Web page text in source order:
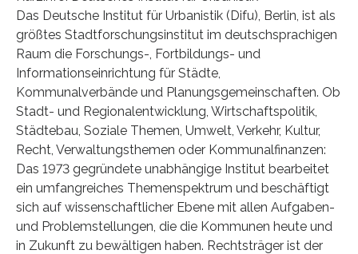
Das Deutsche Institut für Urbanistik (Difu), Berlin, ist als
größtes Stadtforschungsinstitut im deutschsprachigen
Raum die Forschungs-, Fortbildungs- und
Informationseinrichtung für Städte,
Kommunalverbände und Planungsgemeinschaften. Ob
Stadt- und Regionalentwicklung, Wirtschaftspolitik,
Städtebau, Soziale Themen, Umwelt, Verkehr, Kultur,
Recht, Verwaltungsthemen oder Kommunalfinanzen:
Das 1973 gegründete unabhängige Institut bearbeitet
ein umfangreiches Themenspektrum und beschäftigt
sich auf wissenschaftlicher Ebene mit allen Aufgaben-
und Problemstellungen, die die Kommunen heute und
in Zukunft zu bewältigen haben. Rechtsträger ist der